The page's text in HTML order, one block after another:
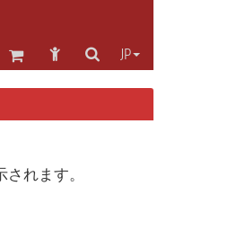
JP
れます。